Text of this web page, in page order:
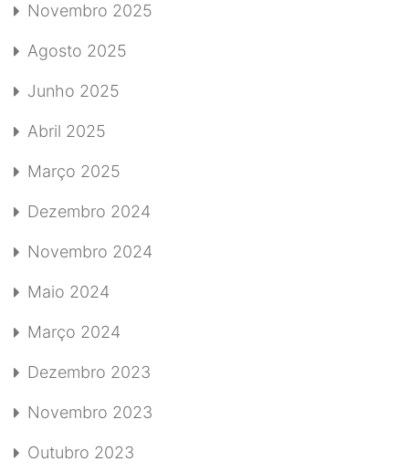
Novembro 2025
Agosto 2025
Junho 2025
Abril 2025
Março 2025
Dezembro 2024
Novembro 2024
Maio 2024
Março 2024
Dezembro 2023
Novembro 2023
Outubro 2023